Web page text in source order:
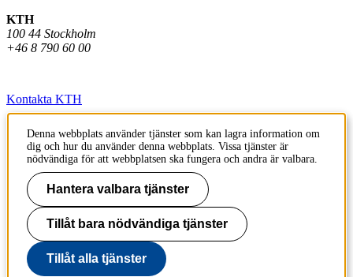
KTH
100 44 Stockholm
+46 8 790 60 00
Kontakta KTH
Jobba på KTH
Press och media
Faktura och betalning KTH
Om KTH:s webbplatser
Tillgänglighetsredogörelse
Denna webbplats använder tjänster som kan lagra information om
dig och hur du använder denna webbplats. Vissa tjänster är
nödvändiga för att webbplatsen ska fungera och andra är valbara.
Hantera valbara tjänster
Tillåt bara nödvändiga tjänster
Tillåt alla tjänster